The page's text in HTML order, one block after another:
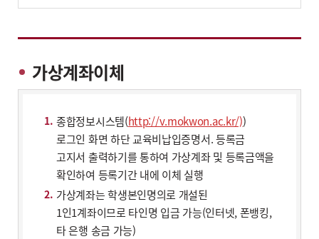
가상계좌이체
종합정보시스템(http://v.mokwon.ac.kr/))
로그인 화면 하단 교육비납입증명서. 등록금
고지서 출력하기를 통하여 가상계좌 및 등록금액을
확인하여 등록기간 내에 이체 실행
가상계좌는 학생본인명의로 개설된
1인1계좌이므로 타인명 입금 가능(인터넷, 폰뱅킹,
타 은행 송금 가능)